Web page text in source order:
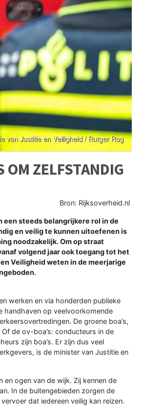
OM ZELFSTANDIG
Bron: Rijksoverheid.nl
een steeds belangrijkere rol in de
en veilig te kunnen uitoefenen is
noodzakelijk. Om op straat
volgend jaar ook toegang tot het
Veiligheid weten in de meerjarige
werken en via honderden publieke
handhaven op veelvoorkomende
De groene boa’s,
de ov-boa’s: conducteurs in de
zijn boa’s. Er zijn dus veel
is de minister van Justitie en
en ogen van de wijk. Zij kennen de
In de buitengebieden zorgen de
dat iedereen veilig kan reizen.